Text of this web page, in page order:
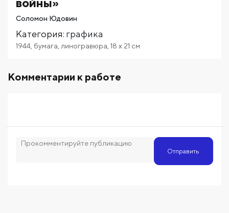
Соломон Юдовин
Категория: графика
1944 бумага линогравюра 18 x 21 см
Комментарии к работе
Отправить